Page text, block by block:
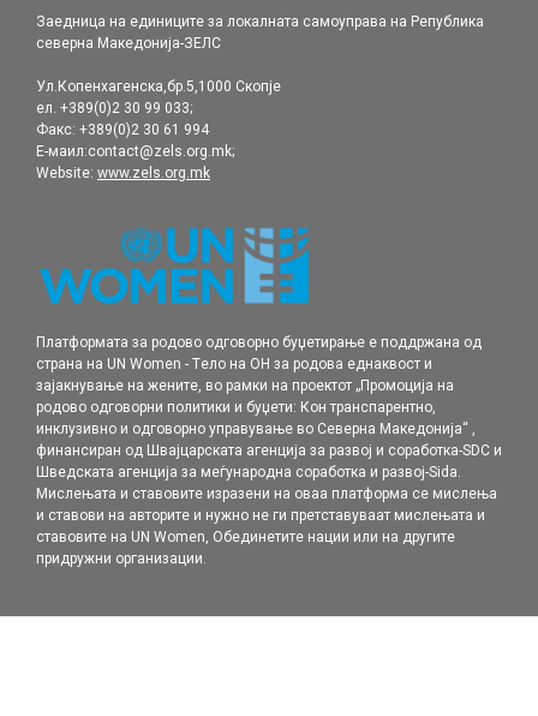
Заедница на единиците за локалната самоуправа на Република
северна Македонија-ЗЕЛС
Ул.Копенхагенска,бр.5,1000 Скопје
ел. +389(0)2 30 99 033;
Факс: +389(0)2 30 61 994
Е-маил:contact@zels.org.mk;
Website: www.zels.org.mk
Платформата за родово одговорно буџетирање е поддржана од
страна на UN Women - Tело на ОН за родова еднаквост и
зајакнување на жените, во рамки нa проектот „Промоција на
родовo одговорни политики и буџети: Кон транспарентно,
инклузивно и одговорно управување во Северна Македонија“ ,
финансиран од Швајцарската агенција за развој и соработка-SDC и
Шведската агенција за меѓународна соработка и развој-Sida.
Мислењата и ставовите изразени на оваа платформа се мислења
и ставови на авторите и нужно не ги претставуваат мислењата и
ставовите на UN Women, Обединетите нации или на другите
придружни организации.